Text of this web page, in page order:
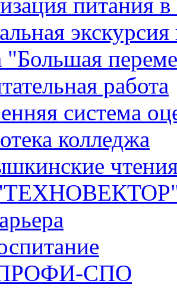
питания в
"Большая
работа
система
колледжа
СПО